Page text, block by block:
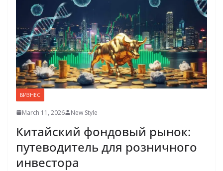
БИЗНЕС
March 11, 2026 New Style
Китайский фондовый рынок:
путеводитель для розничного
инвестора